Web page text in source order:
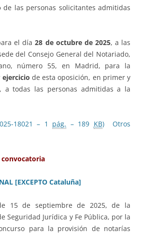
de las personas solicitantes admitidas
el día28 de octubre de 2025, a las
del Consejo General del Notariado,
número 55, en Madrid, para la
de esta oposición, en primer y
a todas las personas admitidas a la
18021 – 1 pág. – 189 KB)
Otros
[EXCEPTO Cataluña]
15 de septiembre de 2025, de la
Seguridad Jurídica y Fe Pública, por la
para la provisión de notarías